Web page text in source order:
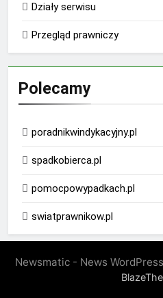
Działy serwisu
Przegląd prawniczy
Polecamy
poradnikwindykacyjny.pl
spadkobierca.pl
pomocpowypadkach.pl
swiatprawnikow.pl
Newsmatic - News